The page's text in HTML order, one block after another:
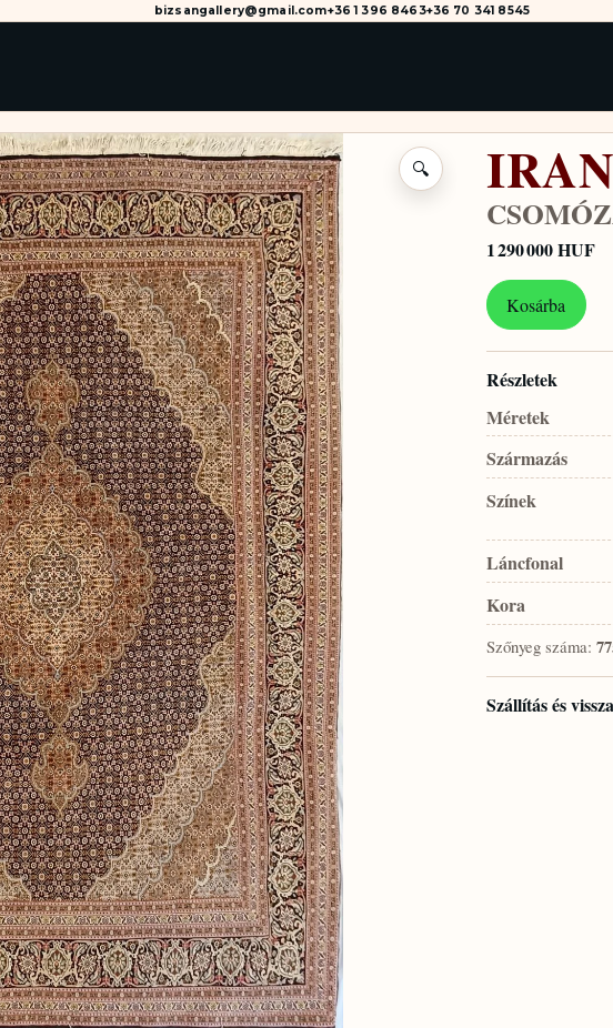
bizsangallery@gmail.com+36 1 396 8463+36 70 341 8545
🔍
1 290 000 HUF
Kosárba
Részletek
Méretek
Származás
Színek
Láncfonal
Kora
Szőnyeg száma:
Szállítás és